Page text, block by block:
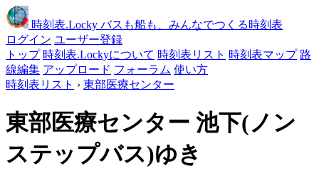
時刻表.Locky バスも船も、みんなでつくる時刻表
ログイン ユーザー登録
トップ 時刻表.Lockyについて 時刻表リスト 時刻表マップ 路
線編集 アップロード フォーラム 使い方
時刻表リスト › 東部医療センター
東部医療センター 池下(ノン
ステップバス)ゆき